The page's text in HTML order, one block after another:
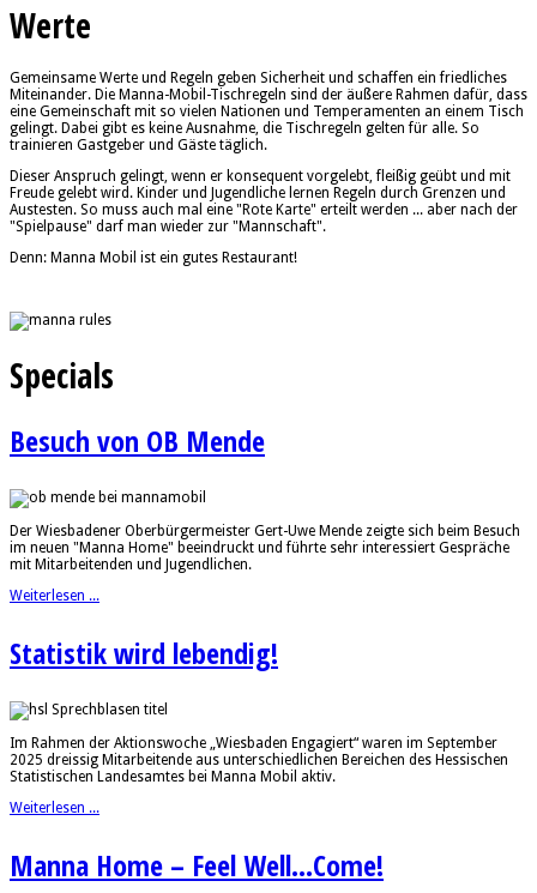
Werte
Gemeinsame Werte und Regeln geben Sicherheit und schaffen ein friedliches
Miteinander. Die Manna-Mobil-Tischregeln sind der äußere Rahmen dafür, dass
eine Gemeinschaft mit so vielen Nationen und Temperamenten an einem Tisch
gelingt. Dabei gibt es keine Ausnahme, die Tischregeln gelten für alle. So
trainieren Gastgeber und Gäste täglich.
Dieser Anspruch gelingt, wenn er konsequent vorgelebt, fleißig geübt und mit
Freude gelebt wird. Kinder und Jugendliche lernen Regeln durch Grenzen und
Austesten. So muss auch mal eine "Rote Karte" erteilt werden ... aber nach der
"Spielpause" darf man wieder zur "Mannschaft".
Denn: Manna Mobil ist ein gutes Restaurant!
Specials
Besuch von OB Mende
Der Wiesbadener Oberbürgermeister Gert-Uwe Mende zeigte sich beim Besuch
im neuen "Manna Home" beeindruckt und führte sehr interessiert Gespräche
mit Mitarbeitenden und Jugendlichen.
Weiterlesen ...
Statistik wird lebendig!
Im Rahmen der Aktionswoche „Wiesbaden Engagiert“ waren im September
2025 dreissig Mitarbeitende aus unterschiedlichen Bereichen des Hessischen
Statistischen Landesamtes bei Manna Mobil aktiv.
Weiterlesen ...
Manna Home – Feel Well...Come!